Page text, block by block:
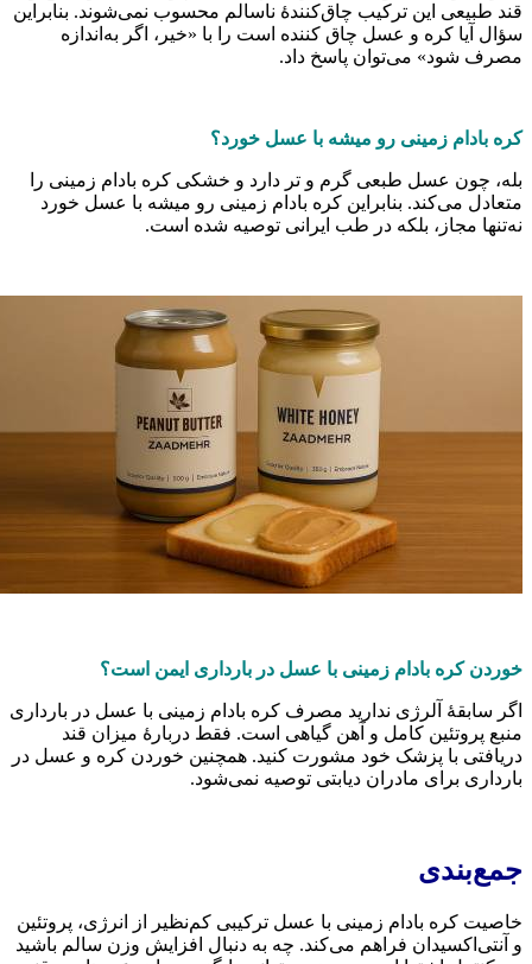
طبیعی این ترکیب چاق‌کنندهٔ ناسالم محسوب نمی‌شوند. بنابراین
آیا کره و عسل چاق کننده است را با «خیر، اگر به‌اندازه
شود» می‌توان پاسخ داد.
بادام زمینی رو میشه با عسل خورد؟
چون عسل طبعی گرم و تر دارد و خشکی کره بادام زمینی را
می‌کند. بنابراین کره بادام زمینی رو میشه با عسل خورد
مجاز، بلکه در طب ایرانی توصیه شده است.
کره بادام زمینی با عسل در بارداری ایمن است؟
سابقهٔ آلرژی ندارید مصرف کره بادام زمینی با عسل در بارداری
پروتئین کامل و آهن گیاهی است. فقط دربارهٔ میزان قند
با پزشک خود مشورت کنید. همچنین خوردن کره و عسل در
برای مادران دیابتی توصیه نمی‌شود.
کره بادام زمینی با عسل ترکیبی کم‌نظیر از انرژی، پروتئین
آنتی‌اکسیدان فراهم می‌کند. چه به دنبال افزایش وزن سالم باشید